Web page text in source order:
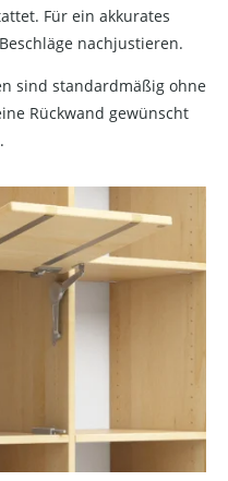
Für ein akkurates
nachjustieren.
sind standardmäßig ohne
Rückwand gewünscht